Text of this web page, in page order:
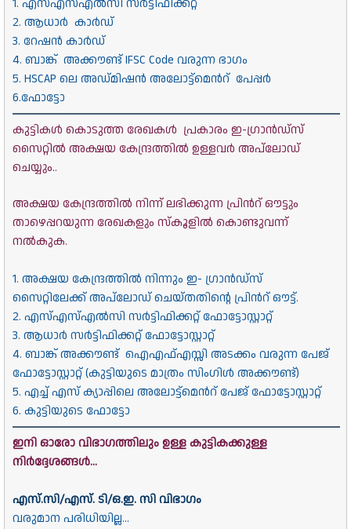
1. എസ്എസ്എൽസി സർട്ടിഫിക്കറ്റ്
2. ആധാർ കാർഡ്
3. റേഷൻ കാർഡ്
4. ബാങ്ക് അക്കൗണ്ട് IFSC Code വരുന്ന ഭാഗം
5. HSCAP ലെ അഡ്മിഷൻ അലോട്ട്മെൻറ് പേപ്പർ
6.ഫോട്ടോ
കുട്ടികൾ കൊടുത്ത രേഖകൾ പ്രകാരം ഇ-ഗ്രാൻഡ്സ്
സൈറ്റിൽ അക്ഷയ കേന്ദ്രത്തിൽ ഉള്ളവർ അപ്‌ലോഡ്
ചെയ്യും..
അക്ഷയ കേന്ദ്രത്തിൽ നിന്ന് ലഭിക്കുന്ന പ്രിൻറ് ഔട്ടും
താഴെപ്പറയുന്ന രേഖകളും സ്കൂളിൽ കൊണ്ടുവന്ന്
നൽകുക.
1. അക്ഷയ കേന്ദ്രത്തിൽ നിന്നും ഇ- ഗ്രാൻഡ്സ്
സൈറ്റിലേക്ക് അപ്‌ലോഡ് ചെയ്തതിന്റെ പ്രിൻറ് ഔട്ട്.
2. എസ്എസ്എൽസി സർട്ടിഫിക്കറ്റ് ഫോട്ടോസ്റ്റാറ്റ്
3. ആധാർ സർട്ടിഫിക്കറ്റ് ഫോട്ടോസ്റ്റാറ്റ്
4. ബാങ്ക് അക്കൗണ്ട് ഐഎഫ്എസ്സി അടക്കം വരുന്ന പേജ്
ഫോട്ടോസ്റ്റാറ്റ് (കുട്ടിയുടെ മാത്രം സിംഗിൾ അക്കൗണ്ട്)
5. എച്ച് എസ് ക്യാപ്പിലെ അലോട്ട്മെൻറ് പേജ് ഫോട്ടോസ്റ്റാറ്റ്
6. കുട്ടിയുടെ ഫോട്ടോ
ഇനി ഓരോ വിഭാഗത്തിലും ഉള്ള കുട്ടികക്കുള്ള
നിർദ്ദേശങ്ങൾ...
എസ്.സി/എസ്. ടി/ഒ.ഇ. സി വിഭാഗം
വരുമാന പരിധിയില്ല...